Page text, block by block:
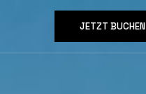
JETZT BUCHEN